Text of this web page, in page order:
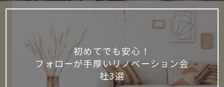
初めてでも安心！
フォローが手厚いリノベーション会
社3選